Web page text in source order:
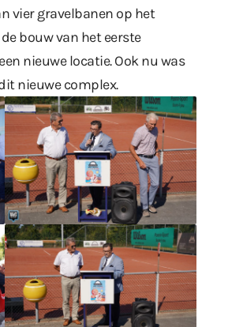
vier gravelbanen op het
bouw van het eerste
nieuwe locatie. Ook nu was
nieuwe complex.